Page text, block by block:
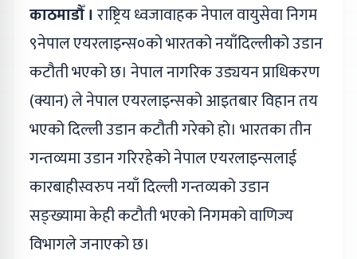
काठमाडौँ । राष्ट्रिय ध्वजावाहक नेपाल वायुसेवा निगम
९नेपाल एयरलाइन्स०को भारतको नयाँदिल्लीको उडान
कटौती भएको छ। नेपाल नागरिक उड्ययन प्राधिकरण
(क्यान) ले नेपाल एयरलाइन्सको आइतबार विहान तय
भएको दिल्ली उडान कटौती गरेको हो। भारतका तीन
गन्तव्यमा उडान गरिरहेको नेपाल एयरलाइन्सलाई
कारबाहीस्वरुप नयाँ दिल्ली गन्तव्यको उडान
सङ्ख्यामा केही कटौती भएको निगमको वाणिज्य
विभागले जनाएको छ।